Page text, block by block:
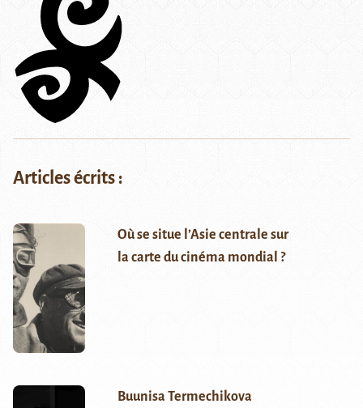
Articles écrits :
Où se situe l’Asie centrale sur
la carte du cinéma mondial ?
Buunisa Termechikova